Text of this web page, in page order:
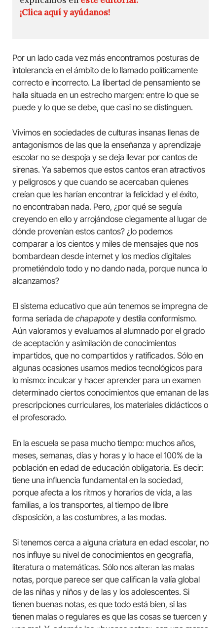
¡Clica aquí y ayúdanos!
Por un lado cada vez más encontramos posturas de
intolerancia en el ámbito de lo llamado políticamente
correcto e incorrecto. La libertad de pensamiento se
halla situada en un estrecho margen: entre lo que se
puede y lo que se debe, que casi no se distinguen.
Vivimos en sociedades de culturas insanas llenas de
antagonismos de las que la enseñanza y aprendizaje
escolar no se despoja y se deja llevar por cantos de
sirenas. Ya sabemos que estos cantos eran atractivos
y peligrosos y que cuando se acercaban quienes
creían que les harían encontrar la felicidad y el éxito,
no encontraban nada. Pero, ¿por qué se seguía
creyendo en ello y arrojándose ciegamente al lugar de
dónde provenían estos cantos? ¿lo podemos
comparar a los cientos y miles de mensajes que nos
bombardean desde internet y los medios digitales
prometiéndolo todo y no dando nada, porque nunca lo
alcanzamos?
El sistema educativo que aún tenemos se impregna de
forma seriada de chapapote y destila conformismo.
Aún valoramos y evaluamos al alumnado por el grado
de aceptación y asimilación de conocimientos
impartidos, que no compartidos y ratificados. Sólo en
algunas ocasiones usamos medios tecnológicos para
lo mismo: inculcar y hacer aprender para un examen
determinado ciertos conocimientos que emanan de las
prescripciones curriculares, los materiales didácticos o
el profesorado.
En la escuela se pasa mucho tiempo: muchos años,
meses, semanas, días y horas y lo hace el 100% de la
población en edad de educación obligatoria. Es decir:
tiene una influencia fundamental en la sociedad,
porque afecta a los ritmos y horarios de vida, a las
familias, a los transportes, al tiempo de libre
disposición, a las costumbres, a las modas.
Si tenemos cerca a alguna criatura en edad escolar, no
nos influye su nivel de conocimientos en geografía,
literatura o matemáticas. Sólo nos alteran las malas
notas, porque parece ser que califican la valía global
de las niñas y niños y de las y los adolescentes. Si
tienen buenas notas, es que todo está bien, si las
tienen malas o regulares es que las cosas se tuercen y